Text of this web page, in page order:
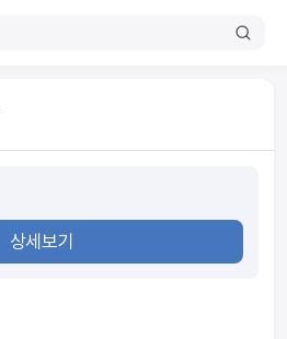
상세보기